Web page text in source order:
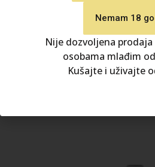
Cabo Bay White
8.20€
Nemam 18
Nije dozvoljena
osobama mlađim
Kušajte i uživajte